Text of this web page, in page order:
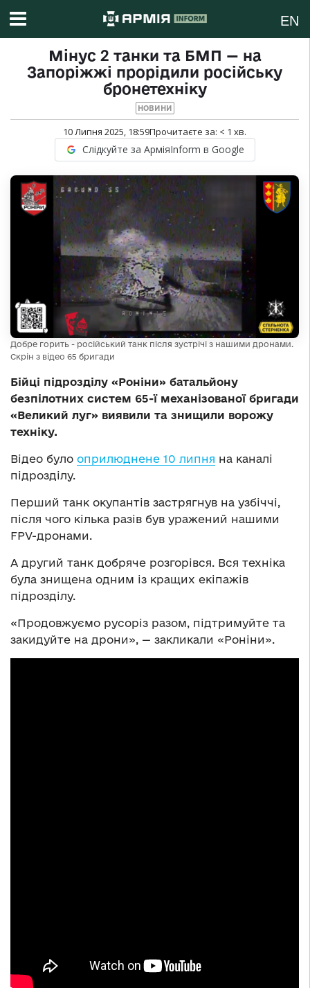
EN
Мінус 2 танки та БМП — на
Запоріжжі прорідили російську
бронетехніку
НОВИНИ
10 Липня 2025, 18:59Прочитаєте за: < 1 хв.
Слідкуйте за АрміяInform в Google
Добре горить - російський танк після зустрічі з нашими дронами.
Скрін з відео 65 бригади
Бійці підрозділу «Роніни» батальйону
безпілотних систем 65-ї механізованої бригади
«Великий луг» виявили та знищили ворожу
техніку.
Відео було оприлюднене 10 липня на каналі
підрозділу.
Перший танк окупантів застрягнув на узбіччі,
після чого кілька разів був уражений нашими
FPV-дронами.
А другий танк добряче розгорівся. Вся техніка
була знищена одним із кращих екіпажів
підрозділу.
«Продовжуємо русоріз разом, підтримуйте та
закидуйте на дрони», — закликали «Роніни».